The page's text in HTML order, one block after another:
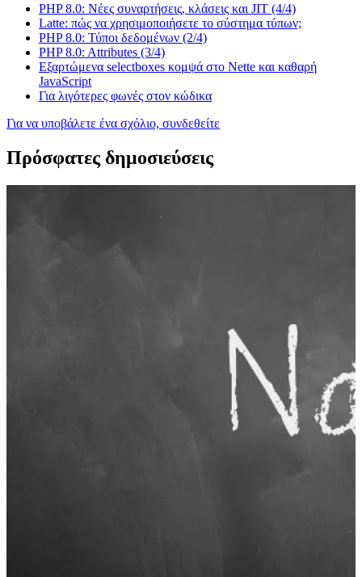
PHP 8.0: Νέες συναρτήσεις, κλάσεις και JIT (4/4)
Latte: πώς να χρησιμοποιήσετε το σύστημα τύπων;
PHP 8.0: Τύποι δεδομένων (2/4)
PHP 8.0: Attributes (3/4)
Εξαρτώμενα selectboxes κομψά στο Nette και καθαρή
JavaScript
Για λιγότερες φωνές στον κώδικα
Για να υποβάλετε ένα σχόλιο, συνδεθείτε
Πρόσφατες δημοσιεύσεις